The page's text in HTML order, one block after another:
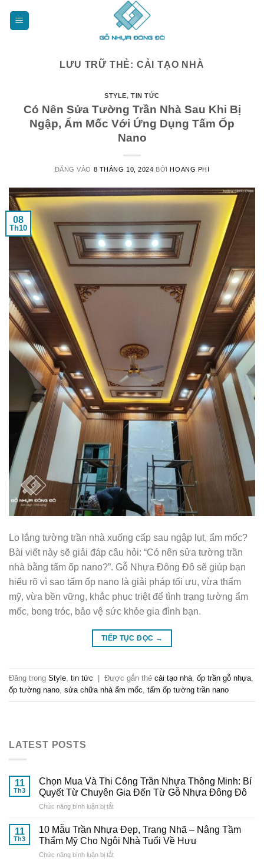
LƯU TRỮ THẺ: CẢI TẠO NHÀ
STYLE, TIN TỨC
Có Nên Sửa Tường Trần Nhà Sau Khi Bị
Ngập, Ẩm Mốc Với Ứng Dụng Tấm Ốp
Nano
ĐĂNG VÀO 8 THÁNG 10, 2024 BỞIHOANG PHI
08
Th10
Lo lắng tường trần nhà xuống cấp sau ngập lụt, ẩm mốc?
Bài viết này sẽ giải đáp câu hỏi: “Có nên sửa tường trần
nhà bằng tấm ốp nano?”. Gỗ Nhựa Đông Đô sẽ giúp bạn
hiểu rõ vì sao tấm ốp nano là giải pháp tối ưu, vừa thẩm
mỹ, vừa bền vững, khắc phục triệt để tình trạng tường ẩm
mốc, bong tróc, bảo vệ sức khỏe gia đình bạn.
TIẾP TỤC ĐỌC →
Đăng trong Style, tin tức Được gắn thẻ cải tạo nhà, ốp trần gỗ nhựa,
ốp tường nano, sửa chữa nhà ẩm mốc, tấm ốp tường trần nano
LATEST POSTS
11
Th3
Chọn Mua Và Thi Công Trần Nhựa Thông Minh: Bí
Quyết Từ Chuyên Gia Đến Từ Gỗ Nhựa Đông Đô
Chức năng bình luận bị tắtở
Mua
Và
Thi
Công
11
Th3
10 Mẫu Trần Nhựa Đẹp, Trang Nhã – Nâng Tầm
Thẩm Mỹ Cho Ngôi Nhà Tuổi Về Hưu
Chức năng bình luận bị tắtở